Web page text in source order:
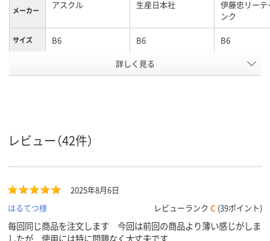
メーカー アスクル 生産日本社
伊藤忠リーテ
ンク
サイズ B6 B6 B6
袋入り（吊しひもな
し）
袋入り（吊しひもな
し）
袋入り（吊し
し）
アスクル
詳しく見る
レビュー（42件）
2025年8月6日
はるてつ様
レビューランク C (39ポイント)
毎回同じ商品を注文します 今回は前回の商品より薄い感じがしま
したが 使用には特に問題なく大丈夫です